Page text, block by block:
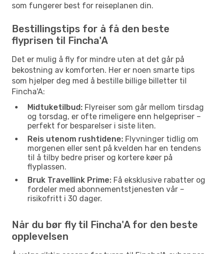
som fungerer best for reiseplanen din.
Bestillingstips for å få den beste
flyprisen til Fincha'A
Det er mulig å fly for mindre uten at det går på
bekostning av komforten. Her er noen smarte tips
som hjelper deg med å bestille billige billetter til
Fincha'A:
Midtuketilbud: Flyreiser som går mellom tirsdag
og torsdag, er ofte rimeligere enn helgepriser –
perfekt for besparelser i siste liten.
Reis utenom rushtidene: Flyvninger tidlig om
morgenen eller sent på kvelden har en tendens
til å tilby bedre priser og kortere køer på
flyplassen.
Bruk Travellink Prime: Få eksklusive rabatter og
fordeler med abonnementstjenesten vår –
risikofritt i 30 dager.
Når du bør fly til Fincha'A for den beste
opplevelsen